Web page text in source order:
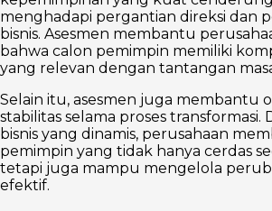
menghadapi pergantian direksi dan
bisnis. Asesmen membantu
bahwa calon pemimpin memiliki
yang relevan dengan tantangan
Selain itu, asesmen juga membantu
stabilitas selama proses transformasi.
bisnis yang dinamis, perusahaan
pemimpin yang tidak hanya cerdas
tetapi juga mampu mengelola
efektif.